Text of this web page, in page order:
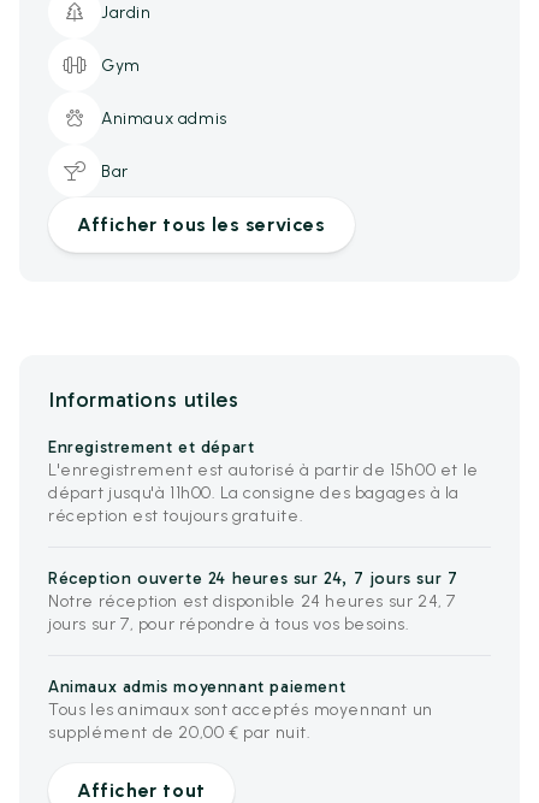
Jardin
Gym
Animaux admis
Bar
Afficher tous les services
Informations utiles
Enregistrement et départ
L'enregistrement est autorisé à partir de 15h00 et le
départ jusqu'à 11h00. La consigne des bagages à la
réception est toujours gratuite.
Réception ouverte 24 heures sur 24, 7 jours sur 7
Notre réception est disponible 24 heures sur 24, 7
jours sur 7, pour répondre à tous vos besoins.
Animaux admis moyennant paiement
Tous les animaux sont acceptés moyennant un
supplément de 20,00 € par nuit.
Afficher tout